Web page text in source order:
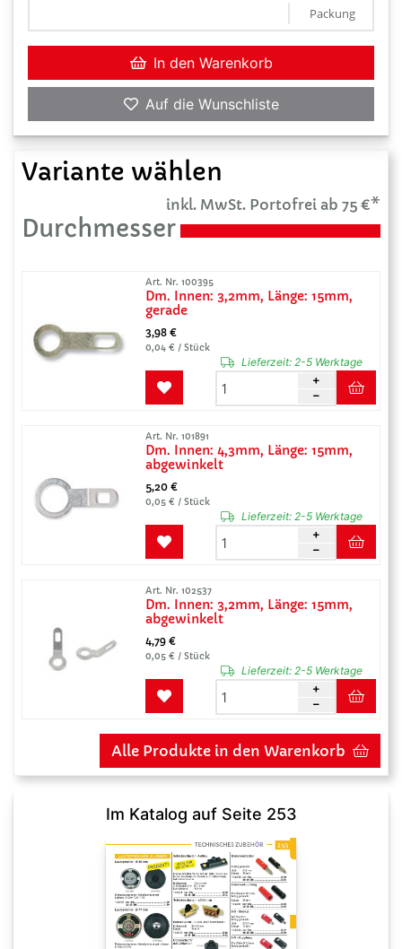
Packung
In den Warenkorb
Auf die Wunschliste
Variante wählen
inkl. MwSt. Portofrei ab 75 €*
Durchmesser
Art. Nr. 100395
Dm. Innen: 3,2mm, Länge: 15mm,
gerade
3,98 €
0,04 € / Stück
Lieferzeit:2-5 Werktage
Art. Nr. 101891
Dm. Innen: 4,3mm, Länge: 15mm,
abgewinkelt
5,20 €
0,05 € / Stück
Lieferzeit:2-5 Werktage
Art. Nr. 102537
Dm. Innen: 3,2mm, Länge: 15mm,
abgewinkelt
4,79 €
0,05 € / Stück
Lieferzeit:2-5 Werktage
Alle Produkte in den Warenkorb
Im Katalog auf Seite 253